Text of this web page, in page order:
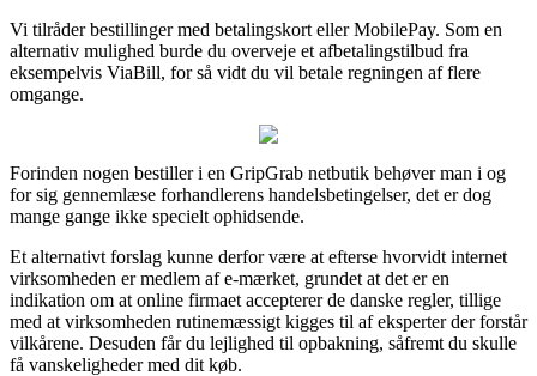
Vi tilråder bestillinger med betalingskort eller MobilePay. Som en
alternativ mulighed burde du overveje et afbetalingstilbud fra
eksempelvis ViaBill, for så vidt du vil betale regningen af flere
omgange.
Forinden nogen bestiller i en GripGrab netbutik behøver man i og
for sig gennemlæse forhandlerens handelsbetingelser, det er dog
mange gange ikke specielt ophidsende.
Et alternativt forslag kunne derfor være at efterse hvorvidt internet
virksomheden er medlem af e-mærket, grundet at det er en
indikation om at online firmaet accepterer de danske regler, tillige
med at virksomheden rutinemæssigt kigges til af eksperter der forstår
vilkårene. Desuden får du lejlighed til opbakning, såfremt du skulle
få vanskeligheder med dit køb.